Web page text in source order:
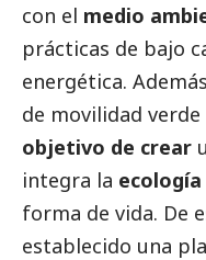
con el medio
prácticas de bajo
energética.
de movilidad
objetivo de crear
integra la
forma de vida. De
establecido una